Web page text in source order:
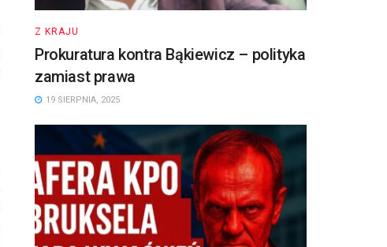
Z KRAJU
Prokuratura kontra Bąkiewicz – polityka
zamiast prawa
19 SIERPNIA, 2025